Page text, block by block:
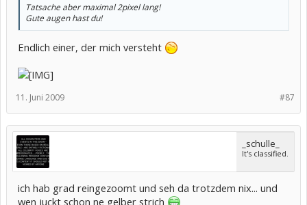
Tatsache aber maximal 2pixel lang!
Gute augen hast du!
Endlich einer, der mich versteht
#87
11. Juni 2009
_schulle_
It's classified.
ich hab grad reingezoomt und seh da trotzdem nix... und
wen juckt schon ne gelber strich